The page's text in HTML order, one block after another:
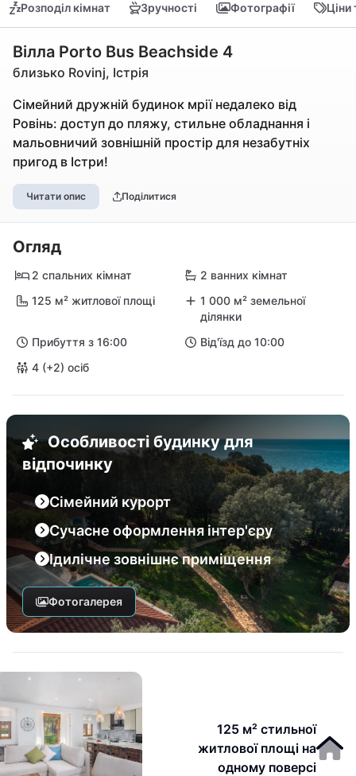
Розподіл кімнат Зручності Фотографії Ціни
Вілла Porto Bus Beachside 4
близько Rovinj, Істрія
Сімейний дружній будинок мрії недалеко від
Ровінь: доступ до пляжу, стильне обладнання і
мальовничий зовнішній простір для незабутніх
пригод в Істри!
Читати опис Поділитися
Огляд
2 спальних кімнат
2 ванних кімнат
125 м² житлової площі
1 000 м² земельної
ділянки
Прибуття з 16:00
Від'їзд до 10:00
4 (+2) осіб
Особливості будинку для
відпочинку
Сімейний курорт
Сучасне оформлення інтер'єру
Ідилічне зовнішнє приміщення
Фотогалерея
125 м² стильної
житлової площі на
одному поверсі